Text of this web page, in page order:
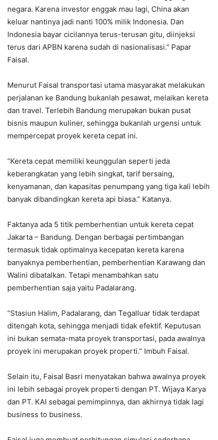
negara. Karena investor enggak mau lagi, China akan
keluar nantinya jadi nanti 100% milik Indonesia. Dan
Indonesia bayar cicilannya terus-terusan gitu, diinjeksi
terus dari APBN karena sudah di nasionalisasi.” Papar
Faisal.
Menurut Faisal transportasi utama masyarakat melakukan
perjalanan ke Bandung bukanlah pesawat, melaikan kereta
dan travel. Terlebih Bandung merupakan bukan pusat
bisnis maupun kuliner, sehingga bukanlah urgensi untuk
mempercepat proyek kereta cepat ini.
“Kereta cepat memiliki keunggulan seperti jeda
keberangkatan yang lebih singkat, tarif bersaing,
kenyamanan, dan kapasitas penumpang yang tiga kali lebih
banyak dibandingkan kereta api biasa.” Katanya.
Faktanya ada 5 titik pemberhentian untuk kereta cepat
Jakarta – Bandung. Dengan berbagai pertimbangan
termasuk tidak optimalnya kecepatan kereta karena
banyaknya pemberhentian, pemberhentian Karawang dan
Walini dibatalkan. Tetapi menambahkan satu
pemberhentian saja yaitu Padalarang.
“Stasiun Halim, Padalarang, dan Tegalluar tidak terdapat
ditengah kota, sehingga menjadi tidak efektif. Keputusan
ini bukan semata-mata proyek transportasi, pada awalnya
proyek ini merupakan proyek properti.” Imbuh Faisal.
Selain itu, Faisal Basri menyatakan bahwa awalnya proyek
ini lebih sebagai proyek properti dengan PT. Wijaya Karya
dan PT. KAI sebagai pemimpinnya, dan akhirnya tidak lagi
business to business.